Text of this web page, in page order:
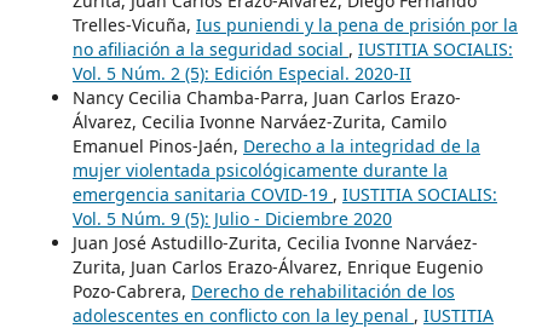
Trelles-Vicuña, Ius puniendi y la pena de prisión por la
no afiliación a la seguridad social , IUSTITIA SOCIALIS:
Vol. 5 Núm. 2 (5): Edición Especial. 2020-II
Nancy Cecilia Chamba-Parra, Juan Carlos Erazo-
Álvarez, Cecilia Ivonne Narváez-Zurita, Camilo
Emanuel Pinos-Jaén, Derecho a la integridad de la
mujer violentada psicológicamente durante la
emergencia sanitaria COVID-19 , IUSTITIA SOCIALIS:
Vol. 5 Núm. 9 (5): Julio - Diciembre 2020
Juan José Astudillo-Zurita, Cecilia Ivonne Narváez-
Zurita, Juan Carlos Erazo-Álvarez, Enrique Eugenio
Pozo-Cabrera, Derecho de rehabilitación de los
adolescentes en conflicto con la ley penal , IUSTITIA